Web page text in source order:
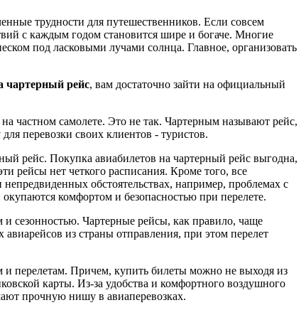
трудности для путешественников. Если совсем
с каждым годом становится шире и богаче. Многие
под ласковыми лучами солнца. Главное, организовать
чартерный рейс, вам достаточно зайти на официальный
частном самолете. Это не так. Чартерным называют рейс,
перевозки своих клиентов - туристов.
рейс. Покупка авиабилетов на чартерный рейс выгодна,
рейсы нет четкого расписания. Кроме того, все
обстоятельствах, например, проблемах с
комфортом и безопасностью при перелете.
сезонностью. Чартерные рейсы, как правило, чаще
из страны отправления, при этом перелет
перелетам. Причем, купить билеты можно не выходя из
карты. Из-за удобства и комфортного воздушного
прочную нишу в авиаперевозках.